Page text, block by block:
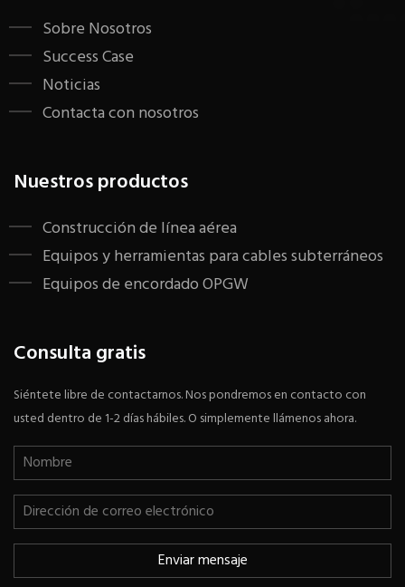
Sobre Nosotros
Success Case
Noticias
Contacta con nosotros
Nuestros productos
Construcción de línea aérea
Equipos y herramientas para cables subterráneos
Equipos de encordado OPGW
Consulta gratis
Siéntete libre de contactarnos. Nos pondremos en contacto con
usted dentro de 1-2 días hábiles. O simplemente llámenos ahora.